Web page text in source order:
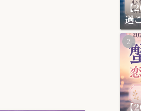
【
過
育
【